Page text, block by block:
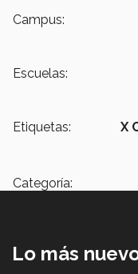
Campus:
Escuelas:
Etiquetas:
X
Categoría:
Lo más